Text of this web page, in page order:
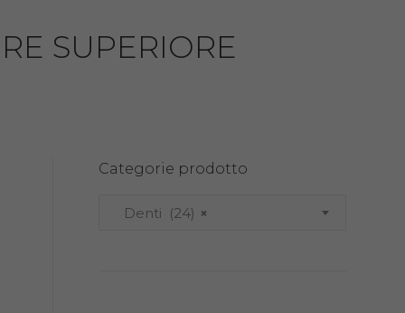
SUPERIORE
Categorie prodotto
×
Denti (24)